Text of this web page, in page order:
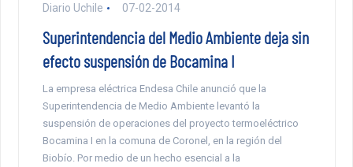
Diario Uchile 07-02-2014
Superintendencia del Medio Ambiente deja sin
efecto suspensión de Bocamina I
La empresa eléctrica Endesa Chile anunció que la
Superintendencia de Medio Ambiente levantó la
suspensión de operaciones del proyecto termoeléctrico
Bocamina I en la comuna de Coronel, en la región del
Biobío. Por medio de un hecho esencial a la